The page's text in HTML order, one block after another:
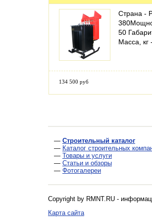
Страна -
50
Масса, кг
134 500 руб
— Строительный каталог
— Каталог строительных
— Товары и услуги
— Статьи и обзоры
— Фотогалереи
Copyright by RMNT.RU -
Карта сайта